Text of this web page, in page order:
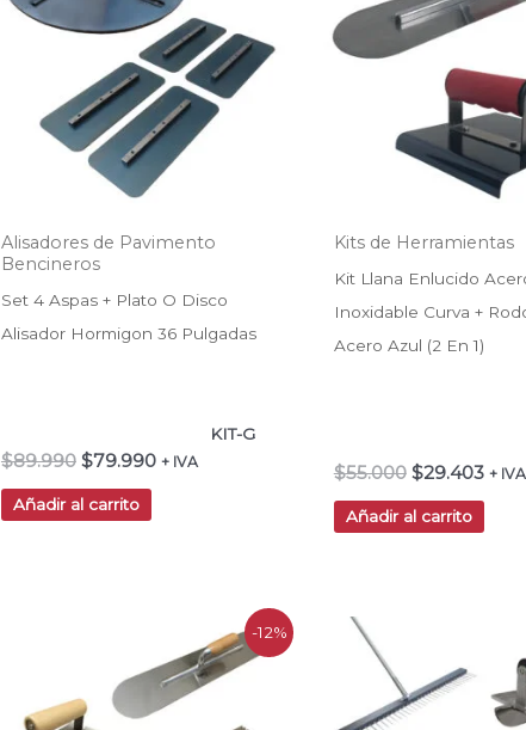
Alisadores de Pavimento
Bencineros
Set 4 Aspas + Plato O Disco
Alisador Hormigon 36 Pulgadas
KIT-G
$89.990
$89.990.
$79.990
$79.990.
+ IVA
Añadir al carrito
Kits de Herramientas
Kit Llana Enlucido
Inoxidable Curva +
Acero Azul (2 En 1)
$55.000
$55.000.
$29.403 + IVA
Añadir al carrito
-12%
original
era:
$94.990.
precio
actual
es:
$84.000.
original
era:
$286.990.